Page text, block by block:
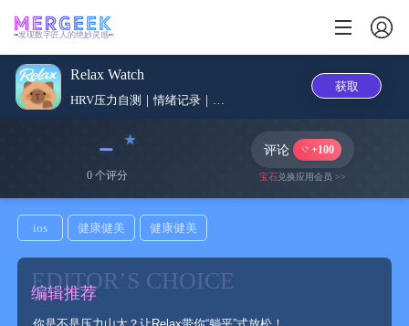
发现数字匠人的绝妙灵感
Relax Watch
HRV压力自测｜情绪记录｜睡眠...
获取
﹣
0 个评分
评论 +100
宝石兑换应用会员 >>
ios 健康健美 健康健美
EDITOR’S CHOICE
编辑推荐